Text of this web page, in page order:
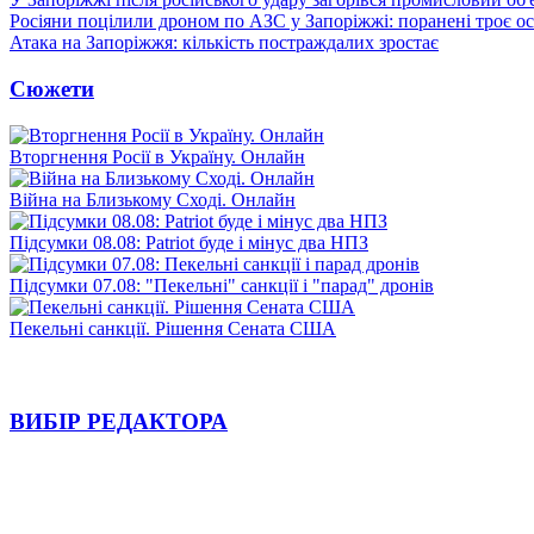
Росіяни поцілили дроном по АЗС у Запоріжжі: поранені троє
Атака на Запоріжжя: кількість постраждалих зростає
Сюжети
Вторгнення Росії в Україну. Онлайн
Війна на Близькому Сході. Онлайн
Підсумки 08.08: Patriot буде і мінус два НПЗ
Підсумки 07.08: "Пекельні" санкції і "парад" дронів
Пекельні санкції. Рішення Сената США
ВИБІР РЕДАКТОРА